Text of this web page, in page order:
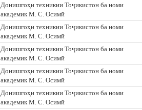
Донишгоҳи техникии Тоҷикистон ба номи
академик М. С. Осимӣ
Донишгоҳи техникии Тоҷикистон ба номи
академик М. С. Осимӣ
Донишгоҳи техникии Тоҷикистон ба номи
академик М. С. Осимӣ
Донишгоҳи техникии Тоҷикистон ба номи
академик М. С. Осимӣ
Донишгоҳи техникии Тоҷикистон ба номи
академик М. С. Осимӣ